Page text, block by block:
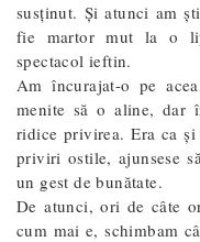
susținut. Și atunci am
fie martor mut la o
spectacol ieftin.
Am încurajat-o pe
menite să o aline, dar
ridice privirea. Era ca și
priviri ostile, ajunsese
un gest de bunătate.
De atunci, ori de câte
cum mai e, schimbam